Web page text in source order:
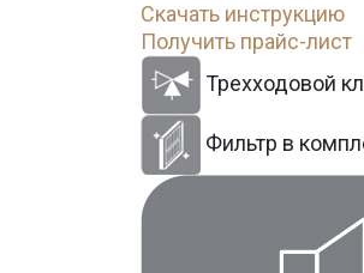
Скачать инструкцию
Получить прайс-лист
Трехходовой
Фильтр в